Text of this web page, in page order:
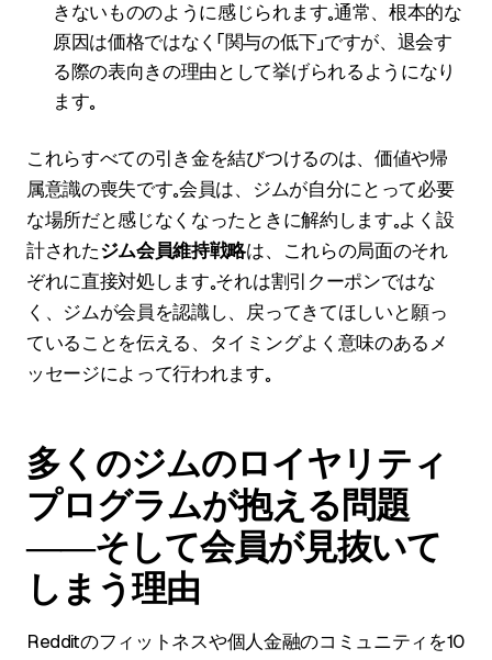
きないもののように感じられます。通常、根本的な
原因は価格ではなく「関与の低下」ですが、退会す
る際の表向きの理由として挙げられるようになり
ます。
これらすべての引き金を結びつけるのは、価値や帰
属意識の喪失です。会員は、ジムが自分にとって必要
な場所だと感じなくなったときに解約します。よく設
計されたジム会員維持戦略は、これらの局面のそれ
ぞれに直接対処します。それは割引クーポンではな
く、ジムが会員を認識し、戻ってきてほしいと願っ
ていることを伝える、タイミングよく意味のあるメ
ッセージによって行われます。
多くのジムのロイヤリティ
プログラムが抱える問題
――そして会員が見抜いて
しまう理由
Redditのフィットネスや個人金融のコミュニティを10